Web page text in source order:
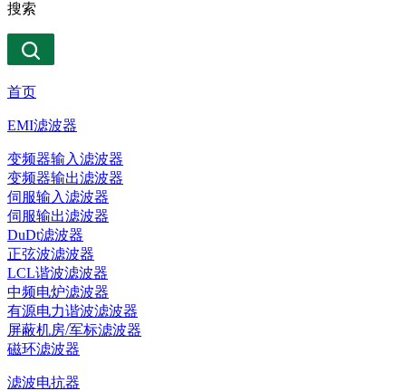
搜索
首页
EMI滤波器
变频器输入滤波器
变频器输出滤波器
伺服输入滤波器
伺服输出滤波器
DuDt滤波器
正弦波滤波器
LCL谐波滤波器
中频电炉滤波器
有源电力谐波滤波器
屏蔽机房/军标滤波器
磁环滤波器
滤波电抗器